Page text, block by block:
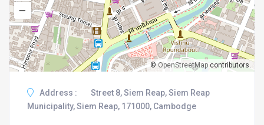
–
© OpenStreetMapcontributors.
Address :
Street 8, Siem Reap, Siem Reap
Municipality, Siem Reap, 171000, Cambodge